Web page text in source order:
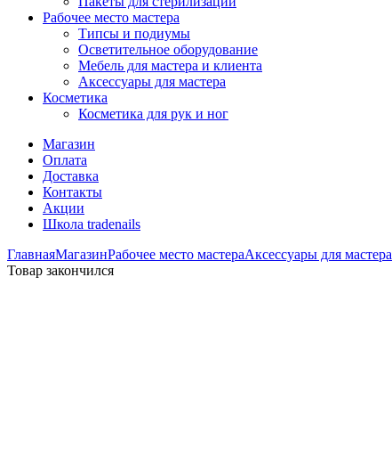
Рабочее место мастера
Типсы и подиумы
Осветительное оборудование
Мебель для мастера и клиента
Аксессуары для мастера
Косметика
Косметика для рук и ног
Магазин
Оплата
Доставка
Контакты
Акции
Школа tradenails
ГлавнаяМагазинРабочее место мастераАксессуары для мастера
Товар закончился